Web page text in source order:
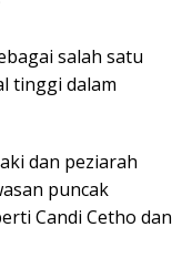
salah satu
tinggi dalam
dan peziarah
puncak
Candi Cetho dan